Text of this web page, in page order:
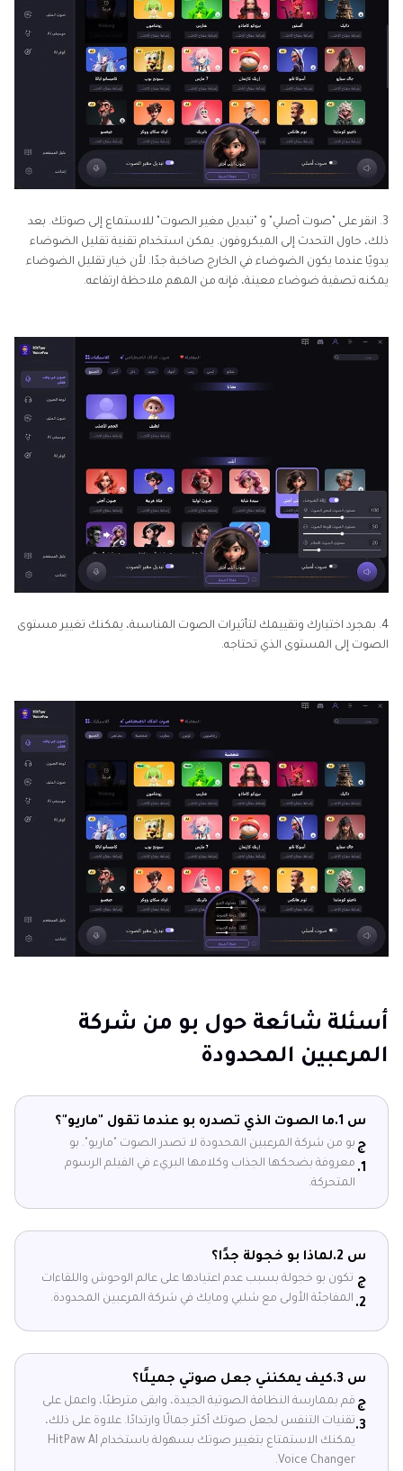
3. انقر على "صوت أصلي" و "تبديل مغير الصوت" للاستماع إلى صوتك. بعد
ذلك، حاول التحدث إلى الميكروفون. يمكن استخدام تقنية تقليل الضوضاء
يدويًا عندما يكون الضوضاء في الخارج صاخبة جدًا. لأن خيار تقليل الضوضاء
يمكنه تصفية ضوضاء معينة، فإنه من المهم ملاحظة ارتفاعه.
4. بمجرد اختيارك وتقييمك لتأثيرات الصوت المناسبة، يمكنك تغيير مستوى
الصوت إلى المستوى الذي تحتاجه.
أسئلة شائعة حول بو من شركة
المرعبين المحدودة
س 1.
ما الصوت الذي تصدره بو عندما تقول "ماريو"؟
ج
1.
بو من شركة المرعبين المحدودة لا تصدر الصوت "ماريو". بو
معروفة بضحكها الجذاب وكلامها البريء في الفيلم الرسوم
المتحركة.
س 2.
لماذا بو خجولة جدًا؟
ج
2.
تكون بو خجولة بسبب عدم اعتيادها على عالم الوحوش واللقاءات
المفاجئة الأولى مع شلبي ومايك في شركة المرعبين المحدودة.
س 3.
كيف يمكنني جعل صوتي جميلًا؟
ج
3.
قم بممارسة النظافة الصوتية الجيدة، وابقى مترطبًا، واعمل على
تقنيات التنفس لجعل صوتك أكثر جمالًا وارتدادًا. علاوة على ذلك،
يمكنك الاستمتاع بتغيير صوتك بسهولة باستخدام HitPaw AI
Voice Changer.